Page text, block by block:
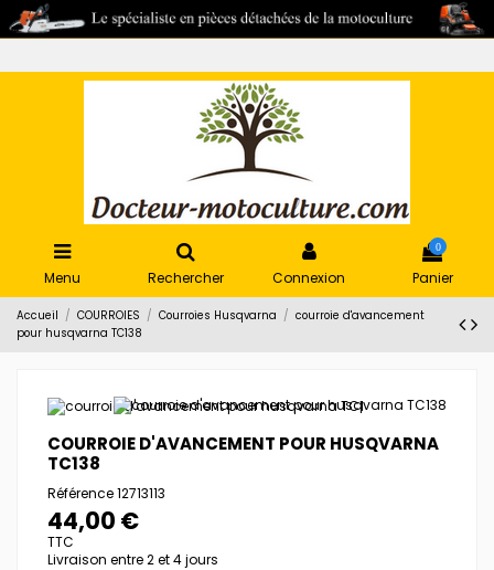
Menu Rechercher Connexion
0
Panier
Accueil COURROIES Courroies Husqvarna
courroie d'avancement
pour husqvarna TC138
COURROIE D'AVANCEMENT POUR HUSQVARNA
TC138
Référence12713113
44,00 €
TTC
Livraison entre 2 et 4 jours